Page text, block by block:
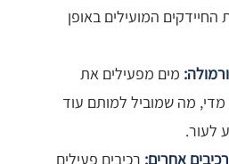
החיידקים המועילים באופן
מים מפעילים את
מדי, מה שמוביל למותם עוד
לעור.
אחרים: רכיבים פעילים